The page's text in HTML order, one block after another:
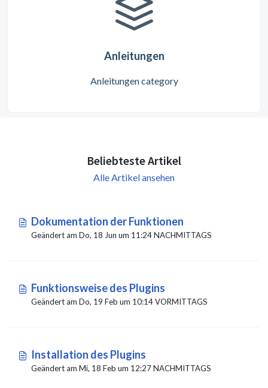
Anleitungen
Anleitungen category
Beliebteste Artikel
Alle Artikel ansehen
Dokumentation der Funktionen
Geändert am Do, 18 Jun um 11:24 NACHMITTAGS
Funktionsweise des Plugins
Geändert am Do, 19 Feb um 10:14 VORMITTAGS
Installation des Plugins
Geändert am Mi, 18 Feb um 12:27 NACHMITTAGS